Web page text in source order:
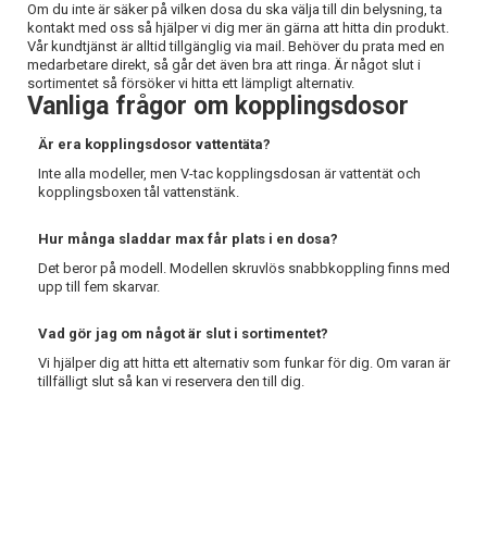
Om du inte är säker på vilken dosa du ska välja till din belysning, ta
kontakt med oss så hjälper vi dig mer än gärna att hitta din produkt.
Vår kundtjänst är alltid tillgänglig via mail. Behöver du prata med en
medarbetare direkt, så går det även bra att ringa. Är något slut i
sortimentet så försöker vi hitta ett lämpligt alternativ.
Vanliga frågor om kopplingsdosor
Är era kopplingsdosor vattentäta?
Inte alla modeller, men V-tac kopplingsdosan är vattentät och
kopplingsboxen tål vattenstänk.
Hur många sladdar max får plats i en dosa?
Det beror på modell. Modellen skruvlös snabbkoppling finns med
upp till fem skarvar.
Vad gör jag om något är slut i sortimentet?
Vi hjälper dig att hitta ett alternativ som funkar för dig. Om varan är
tillfälligt slut så kan vi reservera den till dig.